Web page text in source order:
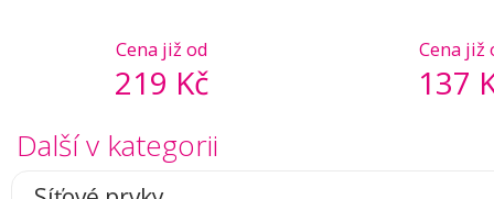
Cena již od
219 Kč
Cena již
137
Další v kategorii